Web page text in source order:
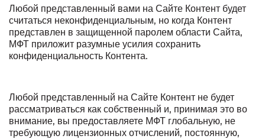
Любой представленный вами на Сайте Контент будет
считаться неконфиденциальным, но когда Контент
представлен в защищенной паролем области Сайта,
МФТ приложит разумные усилия сохранить
конфиденциальность Контента.
Любой представленный на Сайте Контент не будет
рассматриваться как собственный и, принимая это во
внимание, вы предоставляете МФТ глобальную, не
требующую лицензионных отчислений, постоянную,